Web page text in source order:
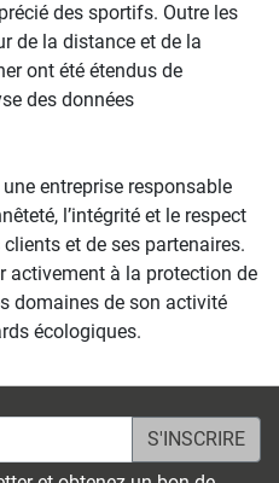
des sportifs. Outre les
de la distance et de la
ont été étendus de
des données
entreprise responsable
l’intégrité et le respect
et de ses partenaires.
activement à la protection de
domaines de son activité
écologiques.